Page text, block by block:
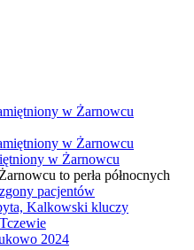
w Żarnowcu
to perła północnych
pacjentów
Kalkowski kluczy
2024